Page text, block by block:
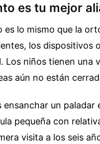
es tu mejor
lo mismo que la
los dispositivos
Los niños tienen una
aún no están
un paladar
pequeña con
visita a los seis